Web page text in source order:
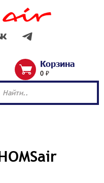
Корзина
0 ₽
Найти..